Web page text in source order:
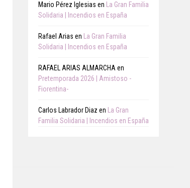
Mario Pérez Iglesias en
La Gran Familia
Solidaria | Incendios en España
Rafael Arias en
La Gran Familia
Solidaria | Incendios en España
RAFAEL ARIAS ALMARCHA en
Pretemporada 2026 | Amistoso -
Fiorentina-
Carlos Labrador Diaz en
La Gran
Familia Solidaria | Incendios en España